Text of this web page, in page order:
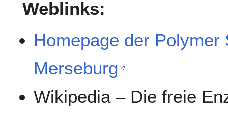
Weblinks:
Homepage der Polymer
Merseburg
Wikipedia – Die freie